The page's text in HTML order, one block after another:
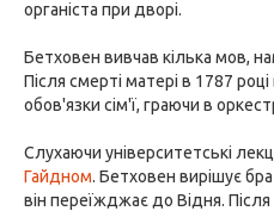
органіста при дворі.
Бетховен вивчав кілька мов,
Після смерті матері в 1787
обов'язки сім'ї, граючи в
Слухаючи університетські
Гайдном. Бетховен вирішує
він переїжджає до Відня.